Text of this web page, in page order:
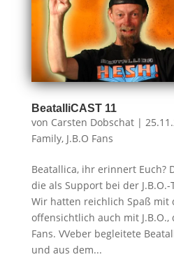
BeatalliCAST 11
von Carsten Dobschat|
Family, J.B.O Fans
Beatallica, ihr erinnert Euch?
die als Support bei der
Wir hatten reichlich Spaß mit
offensichtlich auch mit
Fans. VVeber begleitete
und aus dem...